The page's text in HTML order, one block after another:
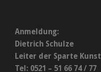
Anmeldung:
Dietrich Schulze
Leiter der Sparte Kunst
Tel: 0521 – 51 66 74 / 77